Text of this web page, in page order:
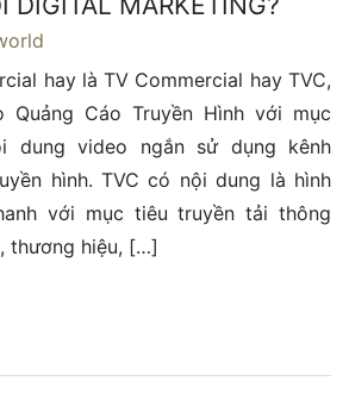
hay là TV Commercial hay TVC,
Quảng Cáo Truyền Hình với mục
dung video ngắn sử dụng kênh
hình. TVC có nội dung là hình
với mục tiêu truyền tải thông
thương hiệu, […]